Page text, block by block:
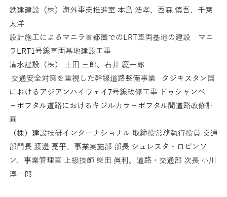
鉄建建設（株）海外事業推進室 本島 浩孝、西森 慎吾、千葉
太洋
設計施工によるマニラ首都圏でのLRT車両基地の建設 マニ
ラLRT1号線車両基地建設工事
清水建設（株） 土田 三郎、石井 慶一郎
交通安全対策を重視した幹線道路整備事業 タジキスタン国
におけるアジアンハイウェイ7号線改修工事 ドゥシャンベ
−ボフタル道路におけるキジルカラ−ボフタル間道路改修計
画
（株）建設技研インターナショナル 取締役常務執行役員 交通
部門長 渡邊 亮平、事業実施部 部長 シュレスタ・ロビンソ
ン、事業管理室 上級技師 柴田 眞利、道路・交通部 次長 小川
淳一郎